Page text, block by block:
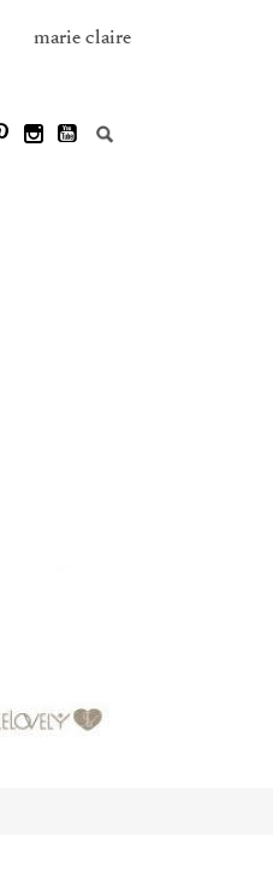
marie claire
Buscar: